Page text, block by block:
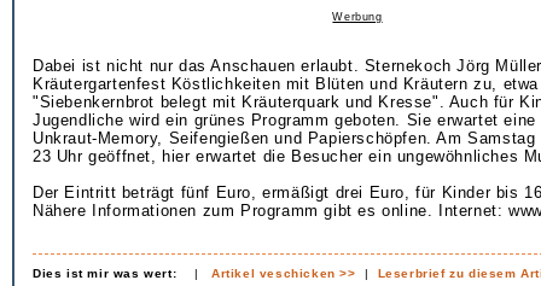
Werbung
Dabei ist nicht nur das Anschauen erlaubt. Sternekoch Jörg
Kräutergartenfest Köstlichkeiten mit Blüten und Kräutern zu,
"Siebenkernbrot belegt mit Kräuterquark und Kresse". Auch für
Jugendliche wird ein grünes Programm geboten. Sie erwartet
Unkraut-Memory, Seifengießen und Papierschöpfen. Am
23 Uhr geöffnet, hier erwartet die Besucher ein ungewöhnliches
Der Eintritt beträgt fünf Euro, ermäßigt drei Euro, für Kinder bis
Nähere Informationen zum Programm gibt es online. Internet:
Dies ist mir was wert: |Artikel veschicken >> | Leserbrief zu diesem